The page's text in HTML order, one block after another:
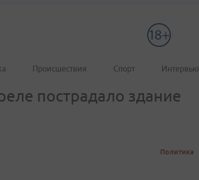
Происшествия Спорт Интервью
пострадало здание
Политика